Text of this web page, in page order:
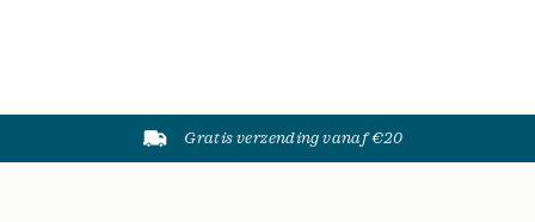
Gratis verzending vanaf €20